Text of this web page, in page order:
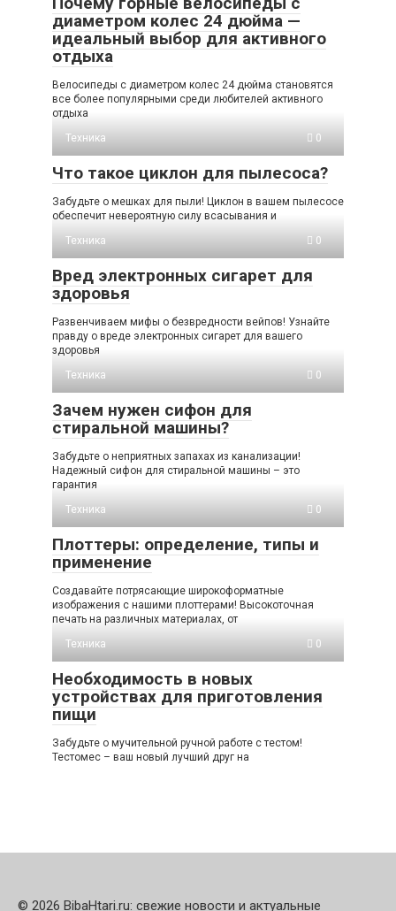
диаметром колес 24 дюйма —
идеальный выбор для активного
отдыха
Велосипеды с диаметром колес 24 дюйма становятся
все более популярными среди любителей активного
отдыха
Техника
0
Что такое циклон для пылесоса?
Забудьте о мешках для пыли! Циклон в вашем пылесосе
обеспечит невероятную силу всасывания и
Техника
0
Вред электронных сигарет для
здоровья
Развенчиваем мифы о безвредности вейпов! Узнайте
правду о вреде электронных сигарет для вашего
здоровья
Техника
0
Зачем нужен сифон для
стиральной машины?
Забудьте о неприятных запахах из канализации!
Надежный сифон для стиральной машины – это
гарантия
Техника
0
Плоттеры: определение, типы и
применение
Создавайте потрясающие широкоформатные
изображения с нашими плоттерами! Высокоточная
печать на различных материалах, от
Техника
0
Необходимость в новых
устройствах для приготовления
пищи
Забудьте о мучительной ручной работе с тестом!
Тестомес – ваш новый лучший друг на
© 2026 BibaHtari.ru: свежие новости и актуальные